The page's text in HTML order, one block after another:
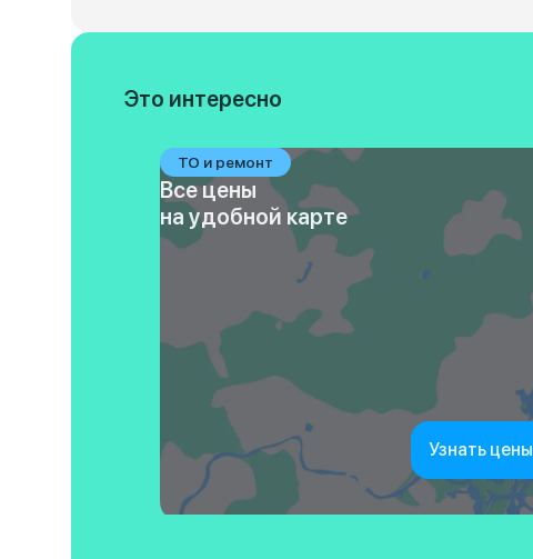
Это интересно
ТО и ремонт
Все цены
на удобной карте
Узнать цены